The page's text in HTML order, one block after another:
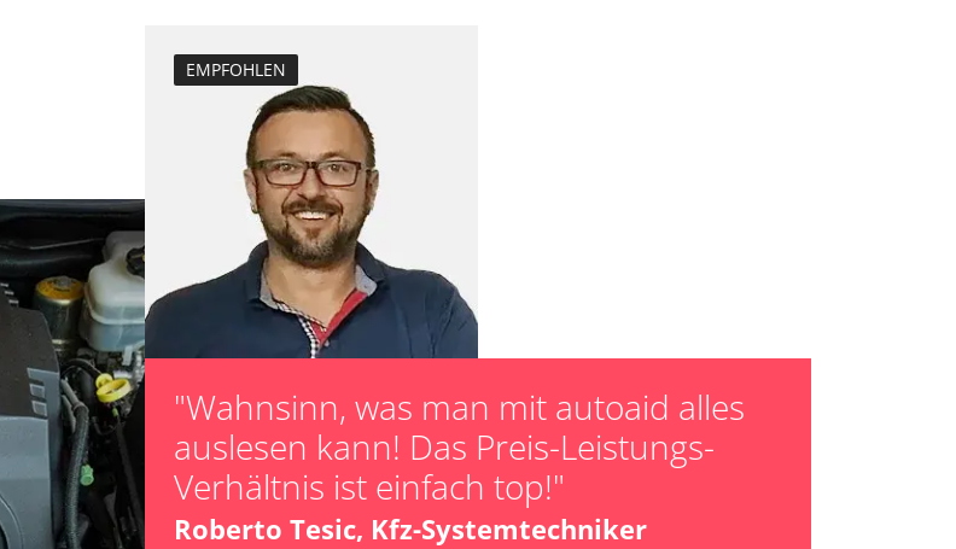
Lamdasonde anlernen
Raildrucksensor Anpassung
Reset nach Kupplungswechsel
Servicerückstellung
Turbolader Adaptionswerte zurücksetzen
Zurücksetzen der AGR Adaptionswerte
Zurücksetzen der HFM Anpassungen
von Modell, Motorisierung, Ausstattung und Konfiguration
EMPFOHLEN
"Wahnsinn, was man mit autoaid alles
auslesen kann! Das Preis-Leistungs-
Verhältnis ist einfach top!"
Roberto Tesic, Kfz-Systemtechniker